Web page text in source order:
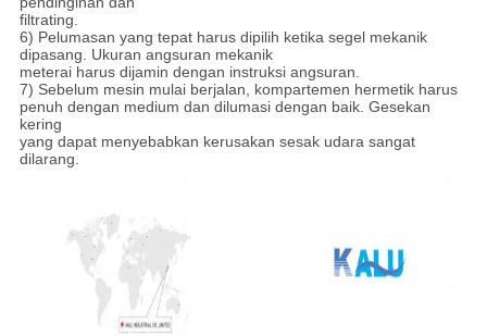
filtrating.
6) Pelumasan yang tepat harus dipilih ketika segel mekanik
dipasang. Ukuran angsuran mekanik
meterai harus dijamin dengan instruksi angsuran.
7) Sebelum mesin mulai berjalan, kompartemen hermetik harus
penuh dengan medium dan dilumasi dengan baik. Gesekan
kering
yang dapat menyebabkan kerusakan sesak udara sangat
dilarang.